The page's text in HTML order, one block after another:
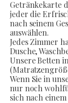
Getränkekarte
jeder die
nach seinem
auswählen.
Jedes Zimmer
Dusche,
Unsere Betten
Wenn Sie in
nur noch
sich nach